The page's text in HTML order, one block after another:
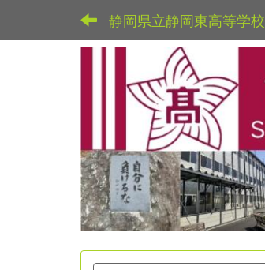
静岡県立静岡東高等学校